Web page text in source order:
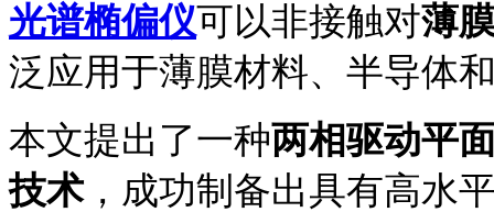
光谱椭偏仪可以非接触对薄
泛应用于薄膜材料、半导体
本文提出了一种两相驱动平
技术，成功制备出具有高水